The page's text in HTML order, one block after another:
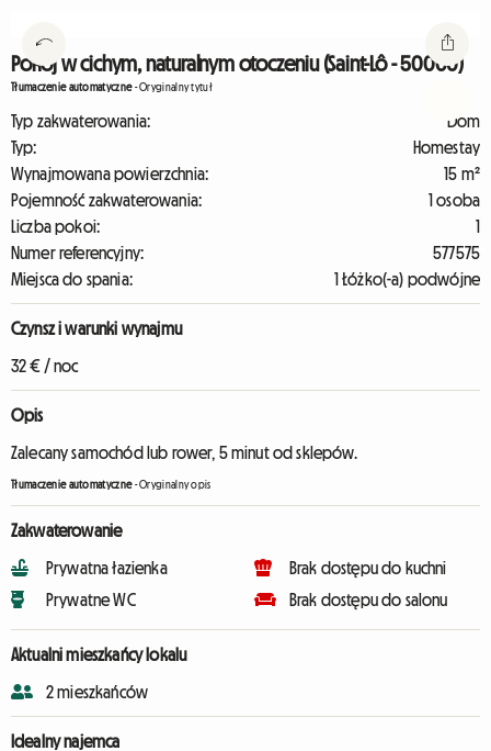
Pokój w cichym, naturalnym otoczeniu (Saint-Lô - 50000)
Tłumaczenie automatyczne-Oryginalny tytuł
Typ zakwaterowania:
Dom
Typ:
Homestay
Wynajmowana powierzchnia:
15 m²
Pojemność zakwaterowania:
1 osoba
Liczba pokoi:
1
Numer referencyjny:
577575
Miejsca do spania:
1 Łóżko(-a) podwójne
Czynsz i warunki wynajmu
32 € / noc
Opis
Zalecany samochód lub rower, 5 minut od sklepów.
Tłumaczenie automatyczne-Oryginalny opis
Zakwaterowanie
Prywatna łazienka
Prywatne WC
Brak dostępu do kuchni
Brak dostępu do salonu
Aktualni mieszkańcy lokalu
2 mieszkańców
Idealny najemca